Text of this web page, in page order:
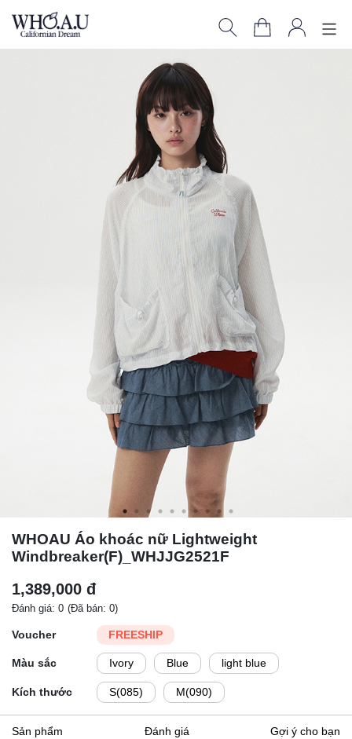
WHOAU Áo khoác nữ Lightweight
Windbreaker(F)_WHJJG2521F
1,389,000 đ
Đánh giá: 0 (Đã bán: 0)
Voucher FREESHIP
Màu sắc Ivory Blue light blue
Kích thước S(085) M(090)
Sản phẩm Đánh giá Gợi ý cho bạn